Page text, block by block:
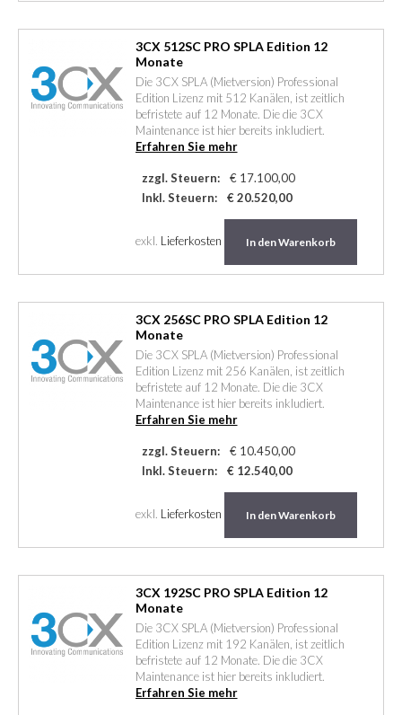
3CX 512SC PRO SPLA Edition 12
Monate
Die 3CX SPLA (Mietversion) Professional
Edition Lizenz mit 512 Kanälen, ist zeitlich
befristete auf 12 Monate. Die die 3CX
Maintenance ist hier bereits inkludiert.
Erfahren Sie mehr
zzgl. Steuern:
€ 17.100,00
Inkl. Steuern:
€ 20.520,00
exkl. Lieferkosten In den Warenkorb
3CX 256SC PRO SPLA Edition 12
Monate
Die 3CX SPLA (Mietversion) Professional
Edition Lizenz mit 256 Kanälen, ist zeitlich
befristete auf 12 Monate. Die die 3CX
Maintenance ist hier bereits inkludiert.
Erfahren Sie mehr
zzgl. Steuern:
€ 10.450,00
Inkl. Steuern:
€ 12.540,00
exkl. Lieferkosten In den Warenkorb
3CX 192SC PRO SPLA Edition 12
Monate
Die 3CX SPLA (Mietversion) Professional
Edition Lizenz mit 192 Kanälen, ist zeitlich
befristete auf 12 Monate. Die die 3CX
Maintenance ist hier bereits inkludiert.
Erfahren Sie mehr